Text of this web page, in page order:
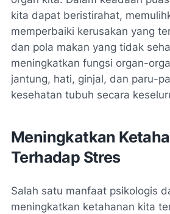
kita dapat beristirahat,
memperbaiki kerusakan yang
dan pola makan yang tidak
meningkatkan fungsi organ-
jantung, hati, ginjal, dan paru-
kesehatan tubuh secara
Meningkatkan
Terhadap Stres
Salah satu manfaat psikologis
meningkatkan ketahanan kita